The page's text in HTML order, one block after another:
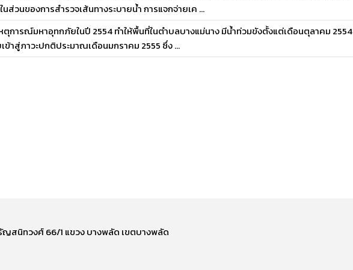
นส่วนของการสำรวจเส้นทางระบายน้ำ การแจกจ่ายเค ...
หตุการณ์มหาอุทกภัยในปี 2554 ทำให้พื้นที่ในตำบลบางแม่นาง มีน้ำท่วมขังตั้งแต่เดือนตุลาคม 2554
ข้าสู่ภาวะปกติประมาณเดือนมกราคม 2555 ซึ่ง ...
รัญสนิทวงศ์ 66/1 แขวง บางพลัด เขตบางพลัด